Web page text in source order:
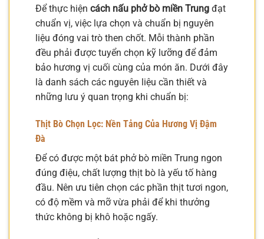
Để thực hiện cách nấu phở bò miền Trung đạt
chuẩn vị, việc lựa chọn và chuẩn bị nguyên
liệu đóng vai trò then chốt. Mỗi thành phần
đều phải được tuyển chọn kỹ lưỡng để đảm
bảo hương vị cuối cùng của món ăn. Dưới đây
là danh sách các nguyên liệu cần thiết và
những lưu ý quan trọng khi chuẩn bị:
Thịt Bò Chọn Lọc: Nền Tảng Của Hương Vị Đậm
Đà
Để có được một bát phở bò miền Trung ngon
đúng điệu, chất lượng thịt bò là yếu tố hàng
đầu. Nên ưu tiên chọn các phần thịt tươi ngon,
có độ mềm và mỡ vừa phải để khi thưởng
thức không bị khô hoặc ngấy.